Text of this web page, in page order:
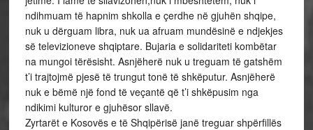
ndihmuam të hapnim shkolla e çerdhe në gjuhën shqipe,
nuk u dërguam libra, nuk ua afruam mundësinë e ndjekjes
së televizioneve shqiptare. Bujaria e solidariteti kombëtar
na mungoi tërësisht. Asnjëherë nuk u treguam të gatshëm
t’i trajtojmë pjesë të trungut tonë të shkëputur. Asnjëherë
nuk e bëmë një fond të veçantë që t’i shkëpusim nga
ndikimi kulturor e gjuhësor sllavë.
Zyrtarët e Kosovës e të Shqipërisë janë treguar shpërfillës